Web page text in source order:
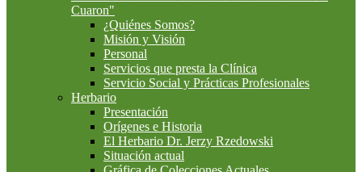
Cuaron"
¿Quiénes Somos?
Misión y Visión
Personal
Servicios que presta la Clínica
Servicio Social y Prácticas Profesionales
Herbario
Presentación
Orígenes e Historia
El Herbario Dr. Jerzy Rzedowski
Situación actual